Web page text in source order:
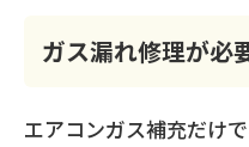
ガス漏れ修理が必
エアコンガス補充だけ